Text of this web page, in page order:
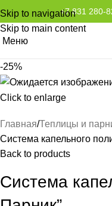
Skip to navigation
Skip to main content
+7 831 280-
Меню
-25%
Click to enlarge
Главная Теплицы и
Система капельного
Back to products
Система